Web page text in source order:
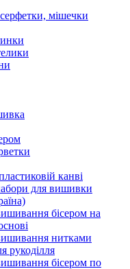
мішечки
канві
для вишивки
бісером на
нитками
рукоділля
бісером по